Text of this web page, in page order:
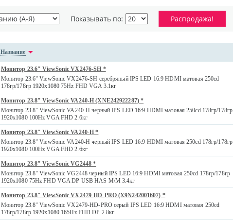
Показывать по: Распродажа!
Название
Монитор 23.6" ViewSonic VX2476-SH *
Монитор 23.6" ViewSonic VX2476-SH серебряный IPS LED 16:9 HDMI матовая 250cd
178гр/178гр 1920x1080 75Hz FHD VGA 3.1кг
Монитор 23.8" ViewSonic VA240-H (XNE242922287) *
Монитор 23.8" ViewSonic VA240-H черный IPS LED 16:9 HDMI матовая 250cd 178гр/178гр
1920x1080 100Hz VGA FHD 2.6кг
Монитор 23.8" ViewSonic VA240-H *
Монитор 23.8" ViewSonic VA240-H черный IPS LED 16:9 HDMI матовая 250cd 178гр/178гр
1920x1080 100Hz VGA FHD 2.6кг
Монитор 23.8" ViewSonic VG2448 *
Монитор 23.8" ViewSonic VG2448 черный IPS LED 16:9 HDMI матовая 250cd 178гр/178гр
1920x1080 75Hz FHD VGA DP USB HAS M/M 3.4кг
Монитор 23.8" ViewSonic VX2479-HD-PRO (X9N242001607) *
Монитор 23.8" ViewSonic VX2479-HD-PRO серый IPS LED 16:9 HDMI матовая 250cd
178гр/178гр 1920x1080 165Hz FHD DP 2.8кг